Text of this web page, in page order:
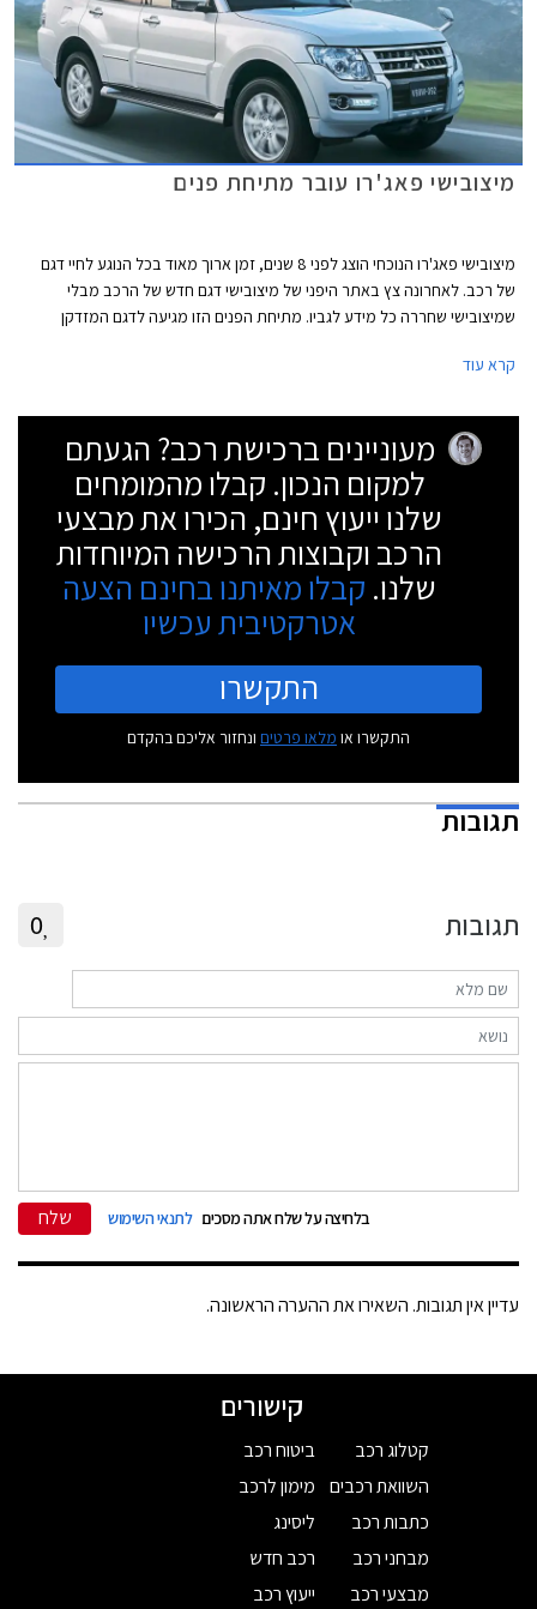
מיצובישי פאג'רו עובר מתיחת פנים
מיצובישי פאג'רו הנוכחי הוצג לפני 8 שנים, זמן ארוך מאוד בכל הנוגע לחיי דגם
של רכב. לאחרונה צץ באתר היפני של מיצובישי דגם חדש של הרכב מבלי
שמיצובישי שחררה כל מידע לגביו. מתיחת הפנים הזו מגיעה לדגם המזדקן
מציגה מיצובישי רק את הדגם היפני, אך הדגם האירופאי יוצג ככל הנראה כבר
קרא עוד
מעוניינים ברכישת רכב? הגעתם
למקום הנכון. קבלו מהמומחים
שלנו ייעוץ חינם, הכירו את מבצעי
הרכב וקבוצות הרכישה המיוחדות
שלנו. קבלו מאיתנו בחינם הצעה
אטרקטיבית עכשיו
התקשרו
התקשרו או מלאו פרטים ונחזור אליכם בהקדם
תגובות
תגובות 0
בלחיצה על שלח אתה מסכים לתנאי השימוש שלח
עדיין אין תגובות. השאירו את ההערה הראשונה.
קישורים
קטלוג רכב
השוואת רכבים
כתבות רכב
מבחני רכב
מבצעי רכב
ביטוח רכב
מימון לרכב
ליסינג
רכב חדש
ייעוץ רכב